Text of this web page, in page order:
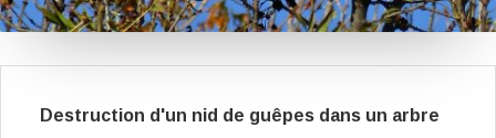
Destruction d'un nid de guêpes dans un arbre